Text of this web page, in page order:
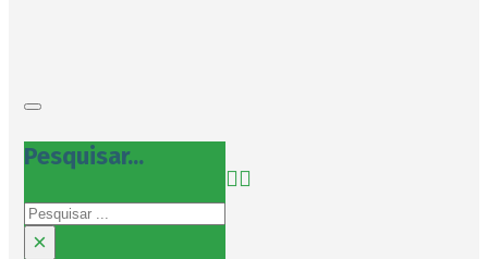
Pesquisar...
Pesquisar
×